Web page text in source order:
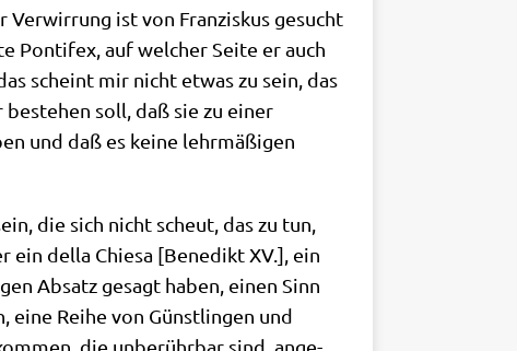
ist von Fran­zis­kus gesucht
Pon­ti­fex, auf wel­cher Sei­te er auch
scheint mir nicht etwas zu sein, das
soll, daß sie zu einer
und daß es kei­ne lehr­mä­ßi­gen
die sich nicht scheut, das zu tun,
ein del­la Chie­sa [Bene­dikt XV.], ein
Absatz gesagt haben, einen Sinn
eine Rei­he von Günst­lin­gen und
die unbe­rühr­bar sind, ange­